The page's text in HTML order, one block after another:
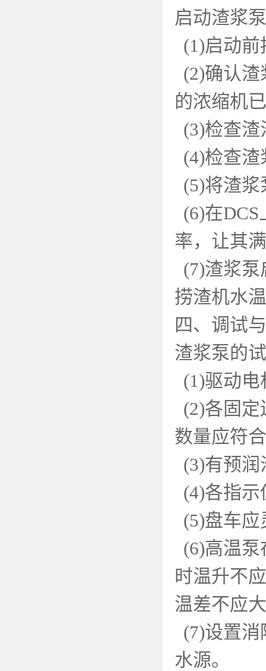
启动渣浆
(1)启动前
(2)确认渣
的浓缩机
(3)检查渣
(4)检查渣
(5)将渣浆
(6)在DCS
率，让其
(7)渣浆泵
捞渣机水
四、调试
渣浆泵的
(1)驱动电
(2)各固定
数量应符
(3)有预润
(4)各指示
(5)盘车应
(6)高温泵
时温升不
温差不应
(7)设置消
水源。